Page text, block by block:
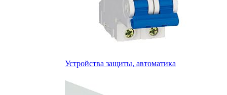
Устройства защиты, автоматика